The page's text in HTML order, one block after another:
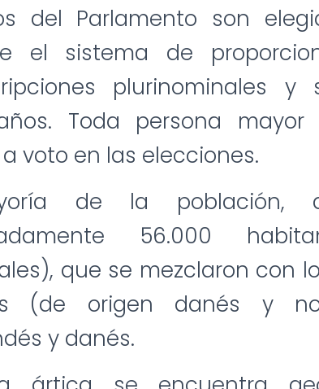
del Parlamento son
el sistema de
plurinominales
Toda persona
voto en las elecciones.
de la población,
56.000
que se mezclaron con
(de origen danés y
y danés.